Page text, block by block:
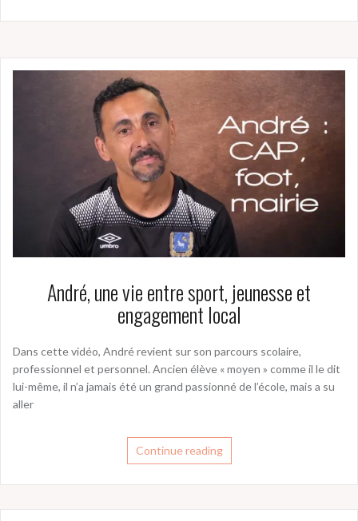
André, une vie entre sport, jeunesse et
engagement local
Dans cette vidéo, André revient sur son parcours scolaire,
professionnel et personnel. Ancien élève « moyen » comme il le dit
lui-même, il n’a jamais été un grand passionné de l’école, mais a su
aller
Continue reading